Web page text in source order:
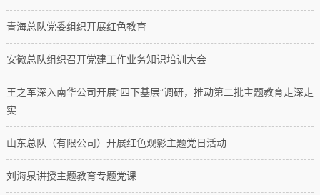
青海总队党委组织开展红色教育
安徽总队组织召开党建工作业务知识培训大会
王之军深入南华公司开展“四下基层”调研，推动第二批主题教育走深走
实
山东总队（有限公司）开展红色观影主题党日活动
刘海泉讲授主题教育专题党课